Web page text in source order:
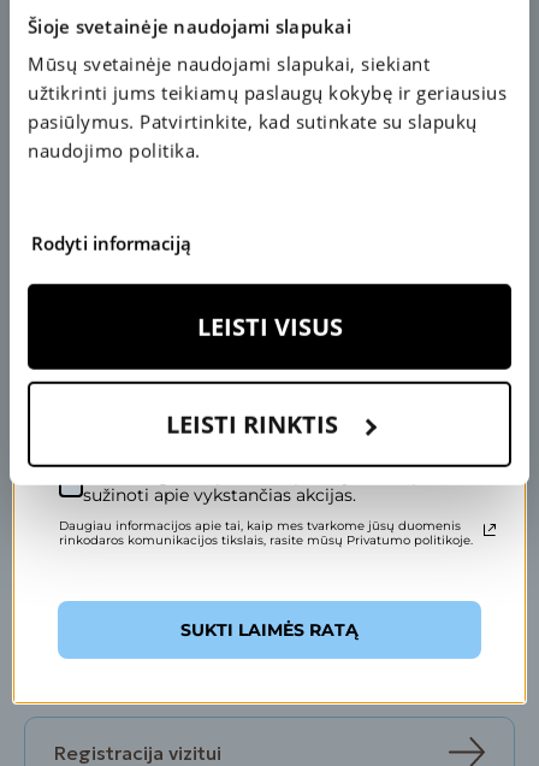
Šioje svetainėje naudojami slapukai
Mūsų svetainėje naudojami slapukai, siekiant
užtikrinti jums teikiamų paslaugų kokybę ir geriausius
pasiūlymus. Patvirtinkite, kad sutinkate su slapukų
naudojimo politika.
Rodyti informaciją
LEISTI VISUS
LEISTI RINKTIS
Nelaukite eilėse
specialisto konsultacijos
Užsiregistruokite ir ženkite žingsnį kokybiškesnio
Registracija vizitui
KUPONAS
M
A
IS
T
O
P
A
P
IL
D
A
I
A
K
IM
S
Įveskite savo el. pašto adresą, kad pasuktumėte ratą.
sužinoti apie vykstančias akcijas.
Daugiau informacijos apie tai, kaip mes tvarkome jūsų duomenis
rinkodaros komunikacijos tikslais, rasite mūsų Privatumo politikoje.
SUKTI LAIMĖS RATĄ